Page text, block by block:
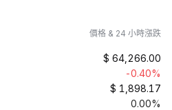
價格 & 24 小時漲跌
$ 64,266.00
-0.40%
$ 1,898.17
0.00%